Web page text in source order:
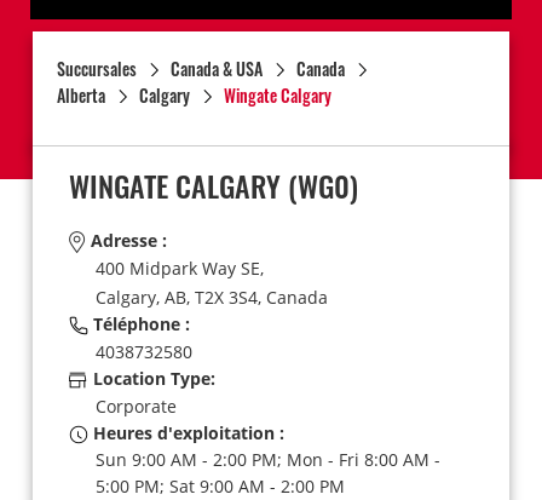
Succursales Canada & USA
Canada
Alberta
Calgary Wingate Calgary
WINGATE CALGARY(WG0)
Adresse :
400 Midpark Way SE,
Calgary, AB, T2X 3S4, Canada
Téléphone :
4038732580
Location Type:
Corporate
Heures d'exploitation :
Sun 9:00 AM - 2:00 PM; Mon - Fri 8:00 AM -
5:00 PM; Sat 9:00 AM - 2:00 PM